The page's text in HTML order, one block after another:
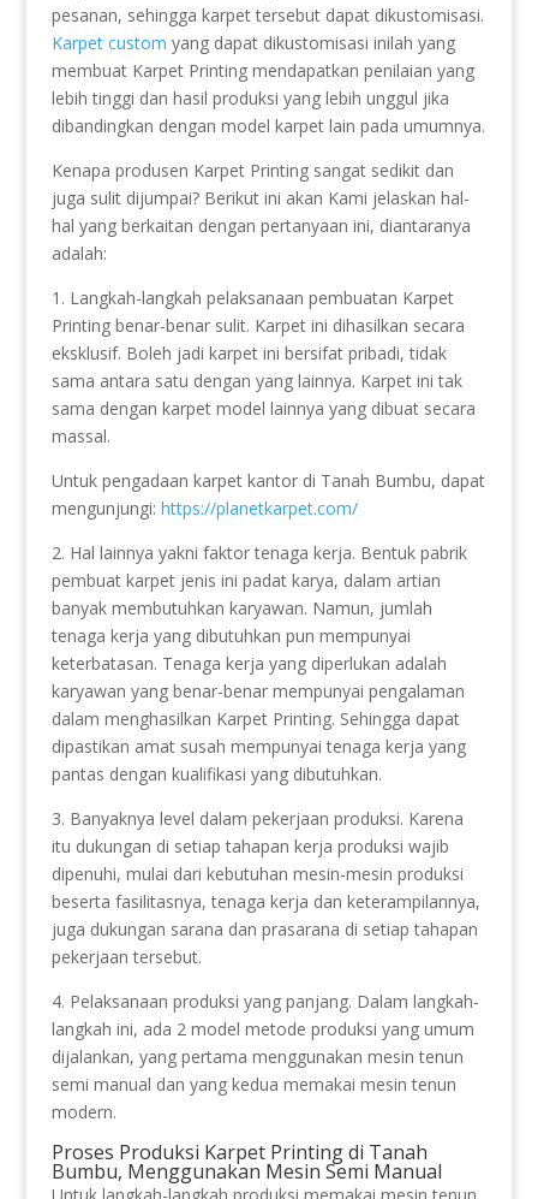
pesanan, sehingga karpet tersebut dapat dikustomisasi.
Karpet custom yang dapat dikustomisasi inilah yang
membuat Karpet Printing mendapatkan penilaian yang
lebih tinggi dan hasil produksi yang lebih unggul jika
dibandingkan dengan model karpet lain pada umumnya.
Kenapa produsen Karpet Printing sangat sedikit dan
juga sulit dijumpai? Berikut ini akan Kami jelaskan hal-
hal yang berkaitan dengan pertanyaan ini, diantaranya
adalah:
1. Langkah-langkah pelaksanaan pembuatan Karpet
Printing benar-benar sulit. Karpet ini dihasilkan secara
eksklusif. Boleh jadi karpet ini bersifat pribadi, tidak
sama antara satu dengan yang lainnya. Karpet ini tak
sama dengan karpet model lainnya yang dibuat secara
massal.
Untuk pengadaan karpet kantor di Tanah Bumbu, dapat
mengunjungi: https://planetkarpet.com/
2. Hal lainnya yakni faktor tenaga kerja. Bentuk pabrik
pembuat karpet jenis ini padat karya, dalam artian
banyak membutuhkan karyawan. Namun, jumlah
tenaga kerja yang dibutuhkan pun mempunyai
keterbatasan. Tenaga kerja yang diperlukan adalah
karyawan yang benar-benar mempunyai pengalaman
dalam menghasilkan Karpet Printing. Sehingga dapat
dipastikan amat susah mempunyai tenaga kerja yang
pantas dengan kualifikasi yang dibutuhkan.
3. Banyaknya level dalam pekerjaan produksi. Karena
itu dukungan di setiap tahapan kerja produksi wajib
dipenuhi, mulai dari kebutuhan mesin-mesin produksi
beserta fasilitasnya, tenaga kerja dan keterampilannya,
juga dukungan sarana dan prasarana di setiap tahapan
pekerjaan tersebut.
4. Pelaksanaan produksi yang panjang. Dalam langkah-
langkah ini, ada 2 model metode produksi yang umum
dijalankan, yang pertama menggunakan mesin tenun
semi manual dan yang kedua memakai mesin tenun
modern.
Proses Produksi Karpet Printing di Tanah
Bumbu, Menggunakan Mesin Semi Manual